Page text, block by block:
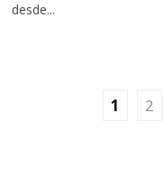
desde...
1 2